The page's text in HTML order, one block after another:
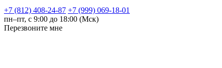
+7 (812) 408-24-87 +7 (999) 069-18-01
пн–пт, с 9:00 до 18:00 (Мск)
Перезвоните мне